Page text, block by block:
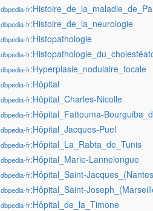
dbpedia-fr
dbpedia-fr:Histoire_de_la_neurologie
dbpedia-fr:Histopathologie
dbpedia-fr
dbpedia-fr:Hyperplasie_nodulaire_focale
dbpedia-fr:Hôpital
dbpedia-fr:Hôpital_Charles-Nicolle
dbpedia-fr:Hôpital_Fattouma-
dbpedia-fr:Hôpital_Jacques-Puel
dbpedia-fr:Hôpital_La_Rabta_de_Tunis
dbpedia-fr:Hôpital_Marie-Lannelongue
dbpedia-fr:Hôpital_Saint-
dbpedia-fr:Hôpital_Saint-
dbpedia-fr:Hôpital_de_la_Timone